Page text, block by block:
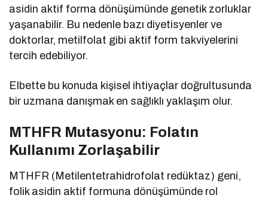
asidin aktif forma dönüşümünde genetik zorluklar
yaşanabilir. Bu nedenle bazı diyetisyenler ve
doktorlar, metilfolat gibi aktif form takviyelerini
tercih edebiliyor.
Elbette bu konuda kişisel ihtiyaçlar doğrultusunda
bir uzmana danışmak en sağlıklı yaklaşım olur.
MTHFR Mutasyonu: Folatın
Kullanımı Zorlaşabilir
MTHFR (Metilentetrahidrofolat redüktaz) geni,
folik asidin aktif formuna dönüşümünde rol